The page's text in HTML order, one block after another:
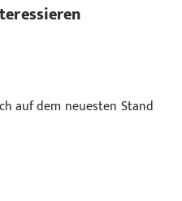
auf dem neuesten Stand